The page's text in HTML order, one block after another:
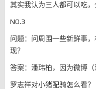
其实我认为三人都可以吃
NO.3
问题：问周围一些新鲜事
现？
答案：潘玮柏，因为微博
罗志祥对小猪配骑怎么看？